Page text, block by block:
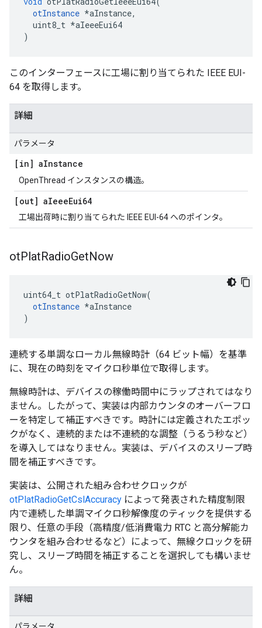
otInstance *aInstance,
uint8_t *aIeeeEui64
)
このインターフェースに工場に割り当てられた IEEE EUI-
64 を取得します。
詳細
パラメータ
[in] aInstance
OpenThread インスタンスの構造。
[out] aIeeeEui64
工場出荷時に割り当てられた IEEE EUI-64 へのポインタ。
otPlatRadioGetNow
uint64_t otPlatRadioGetNow(
otInstance *aInstance
)
連続する単調なローカル無線時計（64 ビット幅）を基準
に、現在の時刻をマイクロ秒単位で取得します。
無線時計は、デバイスの稼働時間中にラップされてはなり
ません。したがって、実装は内部カウンタのオーバーフロ
ーを特定して補正すべきです。時計には定義されたエポッ
クがなく、連続的または不連続的な調整（うるう秒など）
を導入してはなりません。実装は、デバイスのスリープ時
間を補正すべきです。
実装は、公開された組み合わせクロックが
otPlatRadioGetCslAccuracy によって発表された精度制限
内で連続した単調マイクロ秒解像度のティックを提供する
限り、任意の手段（高精度/低消費電力 RTC と高分解能カ
ウンタを組み合わせるなど）によって、無線クロックを研
究し、スリープ時間を補正することを選択しても構いませ
ん。
詳細